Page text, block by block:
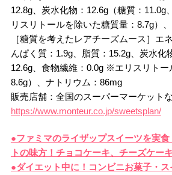
12.8g、炭水化物：12.6g（糖質：
リスリトールを除いた糖質量：8.7g）
［糖質を考えたレアチーズムース］エ
んぱく質：1.9g、脂質：15.2g、炭水化
12.6g、食物繊維：0.0g ※エリスリトー
8.6g）、ナトリウム：86mg
販売店舗：全国のスーパーマーケット
https://www.monteur.co.jp/sweetsplan/
●ファミマのライザップスイーツを実
トの味方！チョコケーキ、チーズケー
●ダイエット中に！コンビニお菓子・